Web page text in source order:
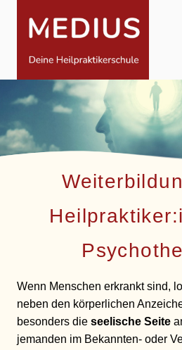
Wenn Menschen erkrankt sind,
neben den körperlichen
besonders die seelische Seite
jemanden im Bekannten- oder